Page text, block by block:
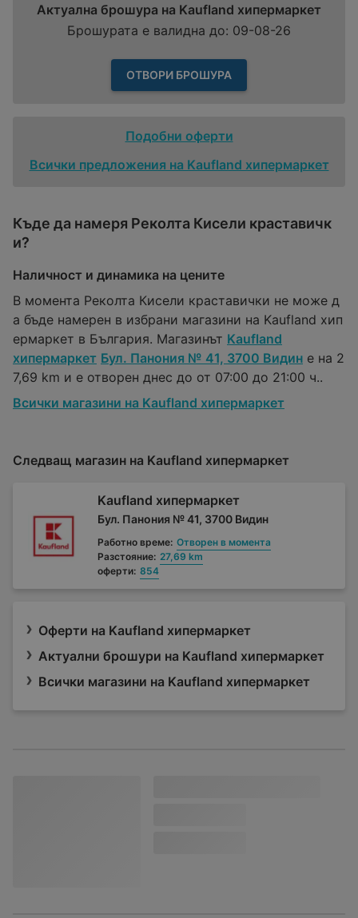
Актуална брошура на Kaufland хипермаркет
Брошурата е валидна до: 09-08-26
ОТВОРИ БРОШУРА
Подобни оферти
Всички предложения на Kaufland хипермаркет
Къде да намеря Реколта Кисели краставичк
и?
Наличност и динамика на цените
В момента Реколта Кисели краставички не може д
а бъде намерен в избрани магазини на Kaufland хип
ермаркет в България. Магазинът Kaufland
хипермаркет Бул. Панония № 41, 3700 Видин е на 2
7,69 km и е отворен днес до от 07:00 до 21:00 ч..
Всички магазини на Kaufland хипермаркет
Следващ магазин на Kaufland хипермаркет
Kaufland хипермаркет
Бул. Панония № 41, 3700 Видин
Работно време: Отворен в момента
Разстояние: 27,69 km
оферти: 854
Оферти на Kaufland хипермаркет
Актуални брошури на Kaufland хипермаркет
Всички магазини на Kaufland хипермаркет